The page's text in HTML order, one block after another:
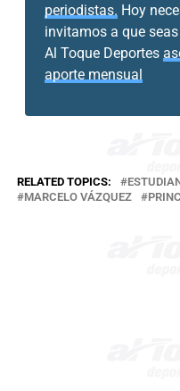
periodistas. Hoy
invitamos a que
Al Toque Deportes
aporte mensual
RELATED TOPICS:
MARCELO VÁZQUEZ